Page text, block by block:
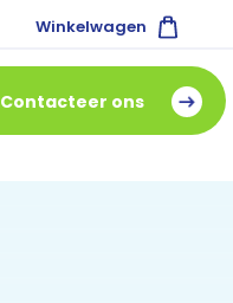
Winkelwagen
Contacteer ons